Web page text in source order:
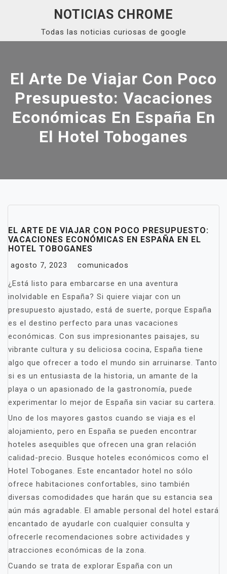
NOTICIAS CHROME
Todas las noticias curiosas de google
El Arte De Viajar Con Poco
Presupuesto: Vacaciones
Económicas En España En
El Hotel Toboganes
EL ARTE DE VIAJAR CON POCO PRESUPUESTO:
VACACIONES ECONÓMICAS EN ESPAÑA EN EL
HOTEL TOBOGANES
agosto 7, 2023
comunicados
¿Está listo para embarcarse en una aventura
inolvidable en España? Si quiere viajar con un
presupuesto ajustado, está de suerte, porque España
es el destino perfecto para unas vacaciones
económicas. Con sus impresionantes paisajes, su
vibrante cultura y su deliciosa cocina, España tiene
algo que ofrecer a todo el mundo sin arruinarse. Tanto
si es un entusiasta de la historia, un amante de la
playa o un apasionado de la gastronomía, puede
experimentar lo mejor de España sin vaciar su cartera.
Uno de los mayores gastos cuando se viaja es el
alojamiento, pero en España se pueden encontrar
hoteles asequibles que ofrecen una gran relación
calidad-precio. Busque hoteles económicos como el
Hotel Toboganes. Este encantador hotel no sólo
ofrece habitaciones confortables, sino también
diversas comodidades que harán que su estancia sea
aún más agradable. El amable personal del hotel estará
encantado de ayudarle con cualquier consulta y
ofrecerle recomendaciones sobre actividades y
atracciones económicas de la zona.
Cuando se trata de explorar España con un